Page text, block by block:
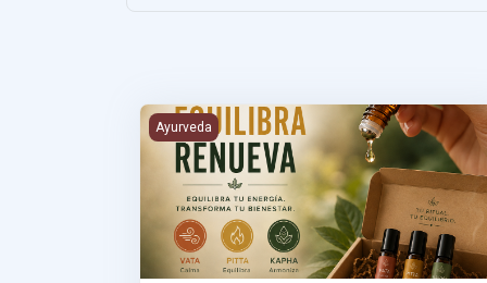
El Poder Curativo de los Aromas, Respira,
Ayurveda